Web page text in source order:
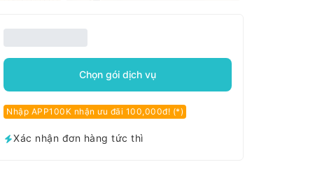
Chọn gói dịch vụ
Nhập APP100K nhận ưu đãi 100,000đ! (*)
Xác nhận đơn hàng tức thì